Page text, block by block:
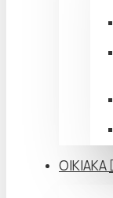
ΟΙΚΙΑΚΑ